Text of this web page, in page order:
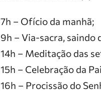
7h – Ofício da manhã;
9h – Via-sacra, saindo
14h – Meditação das
15h – Celebração da
16h – Procissão do